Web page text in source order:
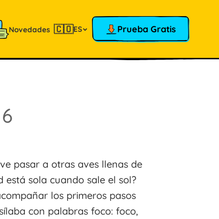
Novedades 🇨🇴ES Prueba Gratis
pasar a otras aves llenas de
está sola cuando sale el sol?
los primeros pasos
con palabras foco: foco,